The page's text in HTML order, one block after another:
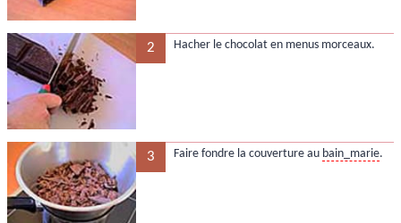
2 Hacher le chocolat en menus morceaux.
3 Faire fondre la couverture au bain_marie.